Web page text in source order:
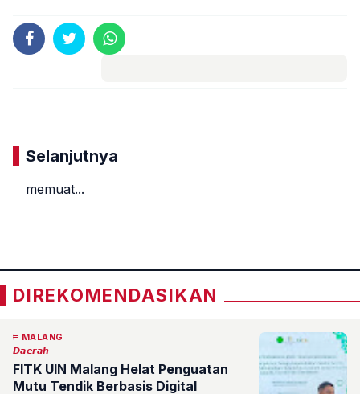
Selanjutnya
memuat...
DIREKOMENDASIKAN
MALANG
𝘿𝙖𝙚𝙧𝙖𝙝
FITK UIN Malang Helat Penguatan
Mutu Tendik Berbasis Digital